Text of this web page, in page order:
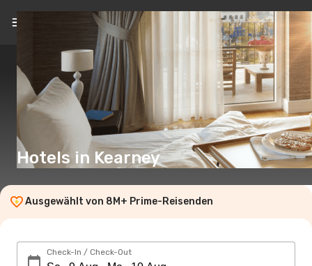
DE(€)
Hotels in Kearney
Ausgewählt von 8M+ Prime-Reisenden
Check-In / Check-Out